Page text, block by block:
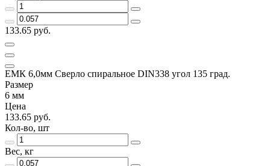
133.65 руб.
ЕМК 6,0мм Сверло спиральное DIN338 угол 135 град.
Размер
6 мм
Цена
133.65 руб.
Кол-во, шт
Вес, кг